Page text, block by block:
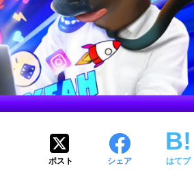
ポスト シェア はてブ